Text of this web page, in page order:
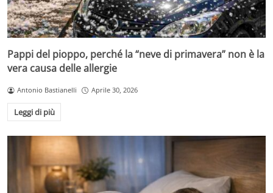
Pappi del pioppo, perché la “neve di primavera” non è la
vera causa delle allergie
Antonio Bastianelli Aprile 30, 2026
Leggi di più